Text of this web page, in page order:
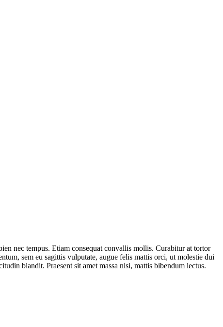
nec tempus. Etiam consequat convallis mollis. Curabitur at tortor
sem eu sagittis vulputate, augue felis mattis orci, ut molestie dui
blandit. Praesent sit amet massa nisi, mattis bibendum lectus.